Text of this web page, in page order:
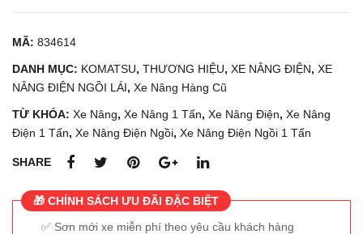
U
5R
MÃ: 834614
DANH MỤC: KOMATSU, THƯƠNG HIỆU, XE NÂNG ĐIỆN, XE
NÂNG ĐIỆN NGỒI LÁI, Xe Nâng Hàng Cũ
TỪ KHÓA: Xe Nâng, Xe Nâng 1 Tấn, Xe Nâng Điện, Xe Nâng
Điện 1 Tấn, Xe Nâng Điện Ngồi, Xe Nâng Điện Ngồi 1 Tấn
SHARE
🎁 CHÍNH SÁCH ƯU ĐÃI ĐẶC BIỆT
Sơn mới xe miễn phí theo yêu cầu khách hàng